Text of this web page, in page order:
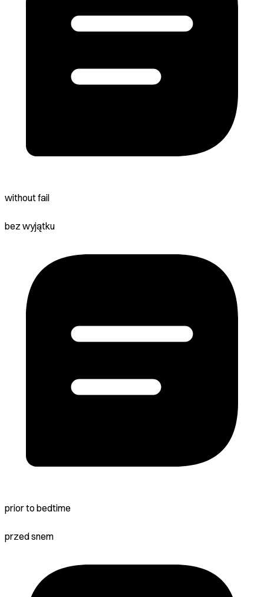
without fail
bez wyjątku
prior to bedtime
przed snem